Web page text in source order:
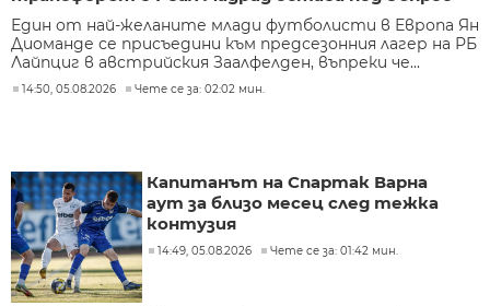
Един от най-желаните млади футболисти в Европа Ян
Диоманде се присъедини към предсезонния лагер на РБ
Лайпциг в австрийския Заалфелден, въпреки че...
14:50, 05.08.2026 Чете се за: 02:02 мин.
Капитанът на Спартак Варна
аут за близо месец след тежка
контузия
14:49, 05.08.2026 Чете се за: 01:42 мин.